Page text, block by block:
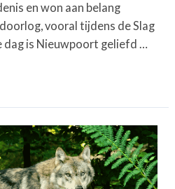
en won aan belang
vooral tijdens de Slag
dag is Nieuwpoort geliefd …